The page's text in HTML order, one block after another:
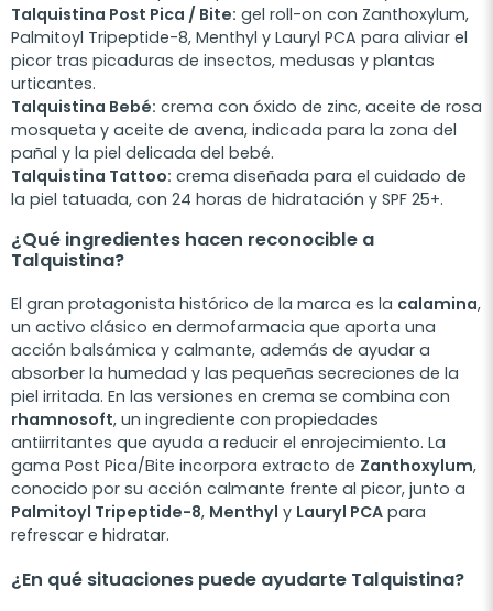
Talquistina Post Pica / Bite: gel roll-on con Zanthoxylum,
Palmitoyl Tripeptide-8, Menthyl y Lauryl PCA para aliviar el
picor tras picaduras de insectos, medusas y plantas
urticantes.
Talquistina Bebé: crema con óxido de zinc, aceite de rosa
mosqueta y aceite de avena, indicada para la zona del
pañal y la piel delicada del bebé.
Talquistina Tattoo: crema diseñada para el cuidado de
la piel tatuada, con 24 horas de hidratación y SPF 25+.
¿Qué ingredientes hacen reconocible a
Talquistina?
El gran protagonista histórico de la marca es la calamina,
un activo clásico en dermofarmacia que aporta una
acción balsámica y calmante, además de ayudar a
absorber la humedad y las pequeñas secreciones de la
piel irritada. En las versiones en crema se combina con
rhamnosoft, un ingrediente con propiedades
antiirritantes que ayuda a reducir el enrojecimiento. La
gama Post Pica/Bite incorpora extracto de Zanthoxylum,
conocido por su acción calmante frente al picor, junto a
Palmitoyl Tripeptide-8, Menthyl y Lauryl PCA para
refrescar e hidratar.
¿En qué situaciones puede ayudarte Talquistina?